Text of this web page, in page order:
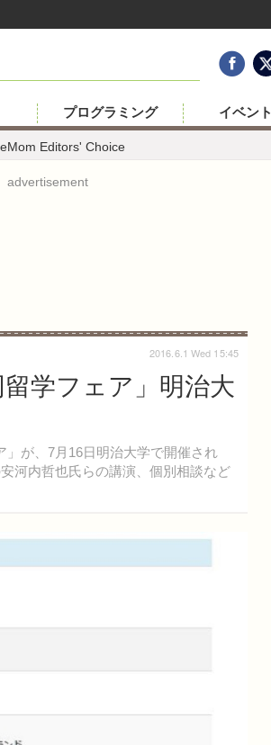
Editors' Choice
プログラミング イベント
advertisement
学フェア」明治大
が、7月16日明治大学で開催され
河内哲也氏らの講演、個別相談など
2016.6.1 Wed 15:45